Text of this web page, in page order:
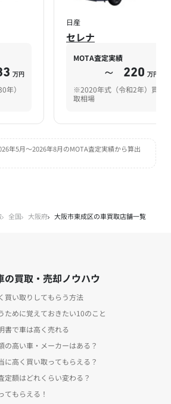
万円
年）
日産
セレナ
MOTA査定実績
～ 220 万円
※2020年式（令和2年）買
取相場
年5月～2026年8月のMOTA査定実績から算出
全国 大阪府 大阪市東成区の車買取店舗一覧
の買取・売却ノウハウ
買い取りしてもらう方法
ために覚えておきたい10のこと
書で車は高く売れる
の高い車・メーカーはある？
に高く買い取ってもらえる？
定額はどれくらい変わる？
てもらえる！